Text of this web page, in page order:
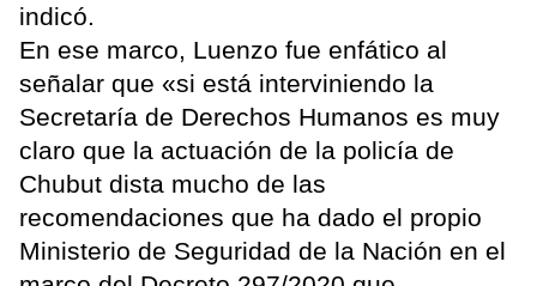
indicó.
En ese marco, Luenzo fue enfático al
señalar que «si está interviniendo la
Secretaría de Derechos Humanos es muy
claro que la actuación de la policía de
Chubut dista mucho de las
recomendaciones que ha dado el propio
Ministerio de Seguridad de la Nación en el